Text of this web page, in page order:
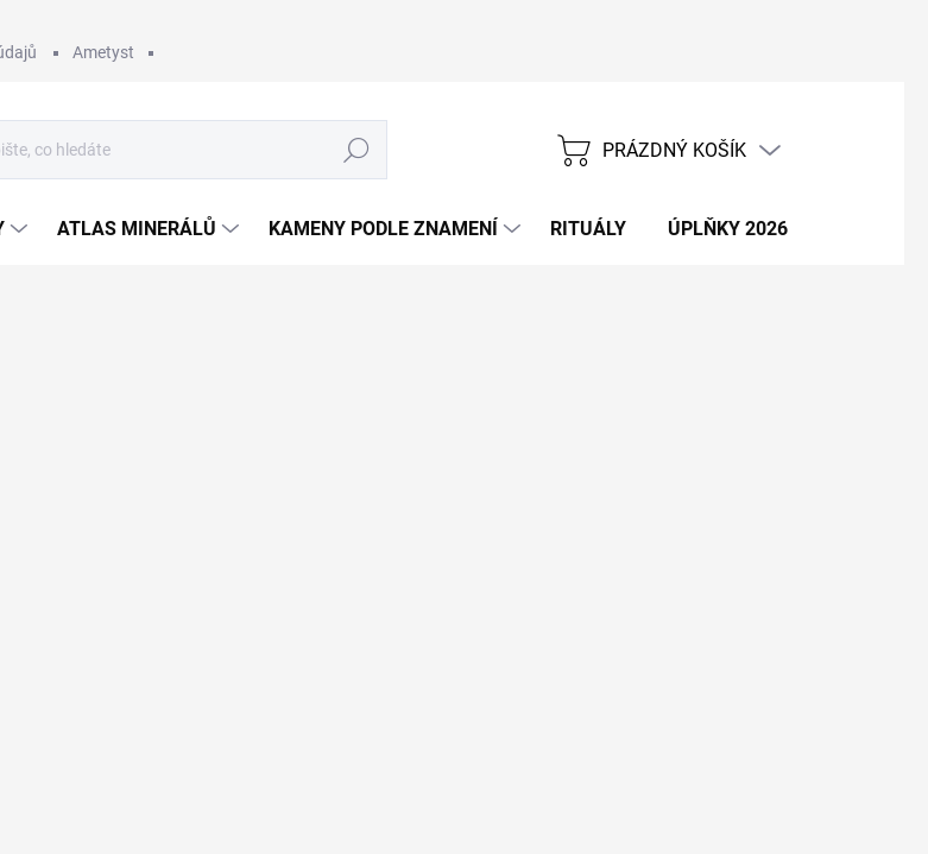
Ametyst
Hledat
NÁKUPNÍ
PRÁZDNÝ KOŠÍK
ATLAS MINERÁLŮ KAMENY PODLE ZNAMENÍ RITUÁLY ÚPLŇKY 2026